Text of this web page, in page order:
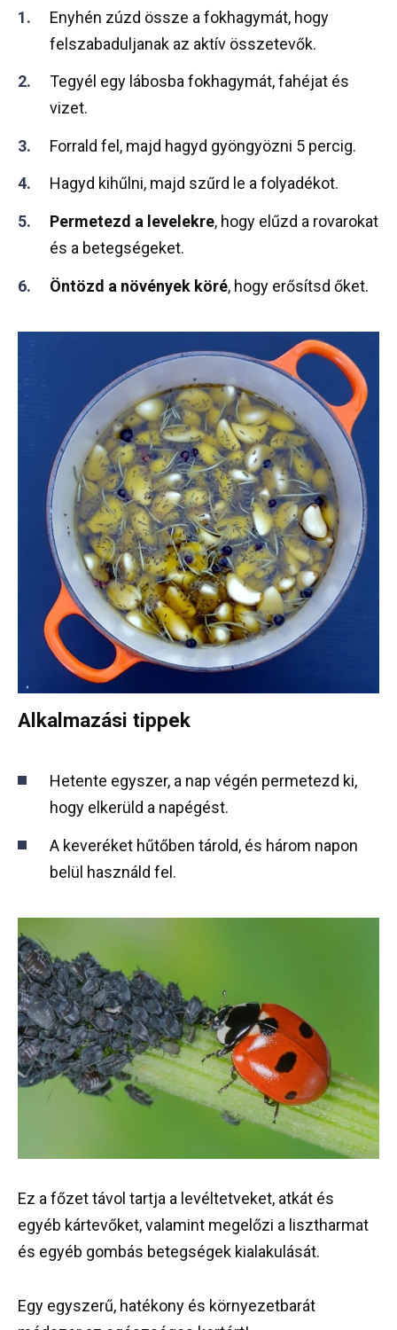
Enyhén zúzd össze a fokhagymát, hogy
felszabaduljanak az aktív összetevők.
Tegyél egy lábosba fokhagymát, fahéjat és
vizet.
Forrald fel, majd hagyd gyöngyözni 5 percig.
Hagyd kihűlni, majd szűrd le a folyadékot.
Permetezd a levelekre, hogy elűzd a rovarokat
és a betegségeket.
Öntözd a növények köré, hogy erősítsd őket.
Alkalmazási tippek
Hetente egyszer, a nap végén permetezd ki,
hogy elkerüld a napégést.
A keveréket hűtőben tárold, és három napon
belül használd fel.
Ez a főzet távol tartja a levéltetveket, atkát és
egyéb kártevőket, valamint megelőzi a lisztharmat
és egyéb gombás betegségek kialakulását.
Egy egyszerű, hatékony és környezetbarát